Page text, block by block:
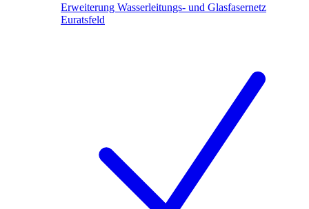
Erweiterung Wasserleitungs- und Glasfasernetz
Euratsfeld